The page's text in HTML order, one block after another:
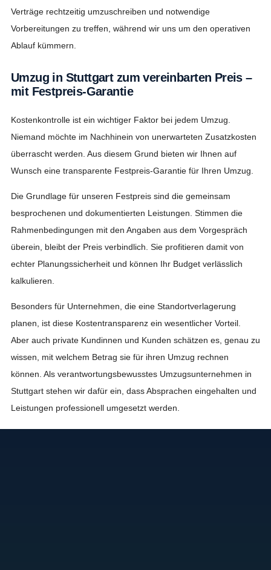
Verträge rechtzeitig umzuschreiben und notwendige
Vorbereitungen zu treffen, während wir uns um den operativen
Ablauf kümmern.
Umzug in Stuttgart zum vereinbarten Preis –
mit Festpreis-Garantie
Kostenkontrolle ist ein wichtiger Faktor bei jedem Umzug.
Niemand möchte im Nachhinein von unerwarteten Zusatzkosten
überrascht werden. Aus diesem Grund bieten wir Ihnen auf
Wunsch eine transparente Festpreis-Garantie für Ihren Umzug.
Die Grundlage für unseren Festpreis sind die gemeinsam
besprochenen und dokumentierten Leistungen. Stimmen die
Rahmenbedingungen mit den Angaben aus dem Vorgespräch
überein, bleibt der Preis verbindlich. Sie profitieren damit von
echter Planungssicherheit und können Ihr Budget verlässlich
kalkulieren.
Besonders für Unternehmen, die eine Standortverlagerung
planen, ist diese Kostentransparenz ein wesentlicher Vorteil.
Aber auch private Kundinnen und Kunden schätzen es, genau zu
wissen, mit welchem Betrag sie für ihren Umzug rechnen
können. Als verantwortungsbewusstes Umzugsunternehmen in
Stuttgart stehen wir dafür ein, dass Absprachen eingehalten und
Leistungen professionell umgesetzt werden.